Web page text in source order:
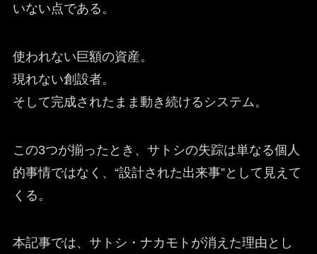
いない点である。
使われない巨額の資産。
現れない創設者。
そして完成されたまま動き続けるシステム。
この3つが揃ったとき、サトシの失踪は単なる個人
的事情ではなく、“設計された出来事”として見えて
くる。
本記事では、サトシ・ナカモトが消えた理由とし